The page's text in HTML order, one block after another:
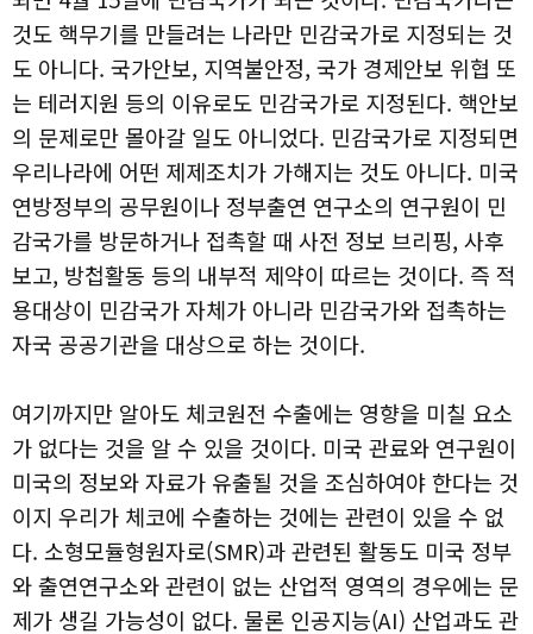
것도 핵무기를 만들려는 나라만 민감국가로 지정되는 것
도 아니다. 국가안보, 지역불안정, 국가 경제안보 위협 또
는 테러지원 등의 이유로도 민감국가로 지정된다. 핵안보
의 문제로만 몰아갈 일도 아니었다. 민감국가로 지정되면
우리나라에 어떤 제제조치가 가해지는 것도 아니다. 미국
연방정부의 공무원이나 정부출연 연구소의 연구원이 민
감국가를 방문하거나 접촉할 때 사전 정보 브리핑, 사후
보고, 방첩활동 등의 내부적 제약이 따르는 것이다. 즉 적
용대상이 민감국가 자체가 아니라 민감국가와 접촉하는
자국 공공기관을 대상으로 하는 것이다.
여기까지만 알아도 체코원전 수출에는 영향을 미칠 요소
가 없다는 것을 알 수 있을 것이다. 미국 관료와 연구원이
미국의 정보와 자료가 유출될 것을 조심하여야 한다는 것
이지 우리가 체코에 수출하는 것에는 관련이 있을 수 없
다. 소형모듈형원자로(SMR)과 관련된 활동도 미국 정부
와 출연연구소와 관련이 없는 산업적 영역의 경우에는 문
제가 생길 가능성이 없다. 물론 인공지능(AI) 산업과도 관